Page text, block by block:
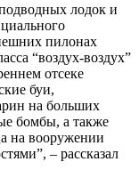
лодок и
пилонах
“воздух-воздух”
отсеке
буи,
на больших
бомбы, а также
на вооружении
– рассказал